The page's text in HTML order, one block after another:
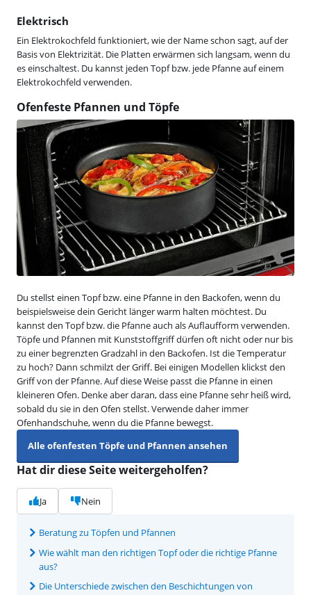
Elektrisch
Ein Elektrokochfeld funktioniert, wie der Name schon sagt, auf der
Basis von Elektrizität. Die Platten erwärmen sich langsam, wenn du
es einschaltest. Du kannst jeden Topf bzw. jede Pfanne auf einem
Elektrokochfeld verwenden.
Ofenfeste Pfannen und Töpfe
Du stellst einen Topf bzw. eine Pfanne in den Backofen, wenn du
beispielsweise dein Gericht länger warm halten möchtest. Du
kannst den Topf bzw. die Pfanne auch als Auflaufform verwenden.
Töpfe und Pfannen mit Kunststoffgriff dürfen oft nicht oder nur bis
zu einer begrenzten Gradzahl in den Backofen. Ist die Temperatur
zu hoch? Dann schmilzt der Griff. Bei einigen Modellen klickst den
Griff von der Pfanne. Auf diese Weise passt die Pfanne in einen
kleineren Ofen. Denke aber daran, dass eine Pfanne sehr heiß wird,
sobald du sie in den Ofen stellst. Verwende daher immer
Ofenhandschuhe, wenn du die Pfanne bewegst.
Alle ofenfesten Töpfe und Pfannen ansehen
Hat dir diese Seite weitergeholfen?
Ja Nein
Beratung zu Töpfen und Pfannen
Wie wählt man den richtigen Topf oder die richtige Pfanne
aus?
Die Unterschiede zwischen den Beschichtungen von